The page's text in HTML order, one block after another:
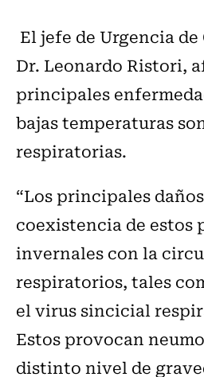
El jefe de Urgencia
Dr. Leonardo Ristori,
principales
bajas temperaturas
respiratorias.
“Los principales
coexistencia de estos
invernales con la
respiratorios, tales
el virus sincicial
Estos provocan
distinto nivel de